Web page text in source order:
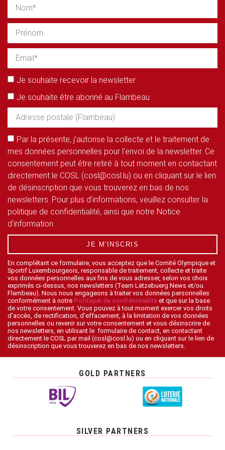
Je souhaite recevoir la newsletter
Je souhaite être abonné au Flambeau
Par la présente, j'autorise la collecte et le traitement de
mes données personnelles pour l'envoi de la newsletter. Ce
consentement peut être retiré à tout moment en contactant
directement le COSL (cosl@cosl.lu) ou en cliquant sur le lien
de désinscription que vous trouverez en bas de nos
newsletters. Pour plus d'informations, veuillez consulter la
politique de confidentialité, ainsi que notre Notice
d'information.
JE M'INSCRIS
En complétant ce formulaire, vous acceptez que le Comité Olympique et
Sportif Luxembourgeois, responsable de traitement, collecte et traite
vos données personnelles aux fins de vous adresser, selon vos choix
exprimés ci-dessus, nos newsletters (Team Lëtzebuerg News et/ou
Flambeau). Nous nous engageons à traiter vos données personnelles
conformément à notre Politique de confidentialité et que sur la base
de votre consentement. Vous pouvez à tout moment exercer vos droits
d’accès, de rectification, d’effacement, à la limitation de vos données
personnelles ou revenir sur votre consentement et vous désinscrire de
nos newsletters, en utilisant le formulaire de contact, en contactant
directement le COSL par mail (cosl@cosl.lu) ou en cliquant sur le lien de
désinscription que vous trouverez en bas de nos newsletters.
GOLD PARTNERS
SILVER PARTNERS